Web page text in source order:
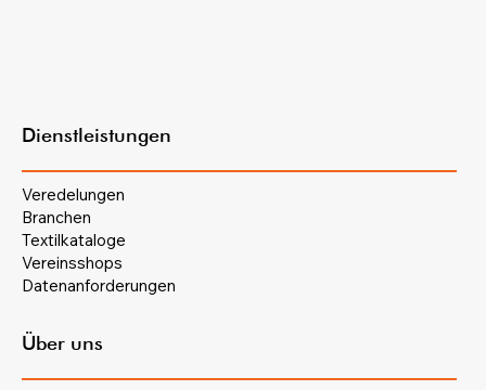
Dienstleistungen
Veredelungen
Branchen
Textilkataloge
Vereinsshops
Datenanforderungen
Über uns